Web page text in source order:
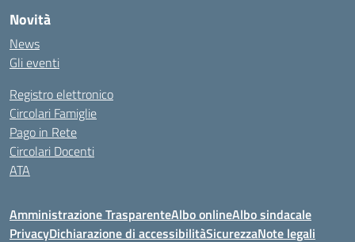
Novità
News
Gli eventi
Registro elettronico
Circolari Famiglie
Pago in Rete
Circolari Docenti
ATA
Amministrazione TrasparenteAlbo onlineAlbo sindacale
PrivacyDichiarazione di accessibilitàSicurezzaNote legali